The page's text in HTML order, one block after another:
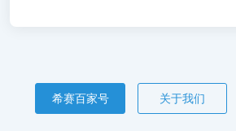
希赛百家号 关于我们